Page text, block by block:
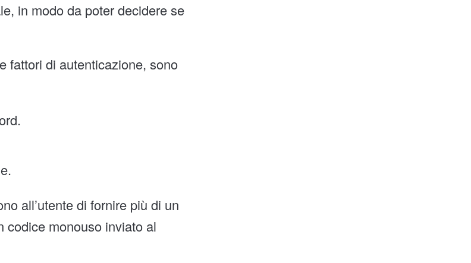
in modo da poter decidere se
fattori di autenticazione, sono
all’utente di fornire più di un
codice monouso inviato al